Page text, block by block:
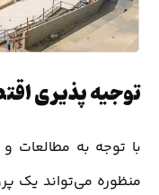
توجیه پذیری
با توجه به مطالعات
منظوره می‌تواند یک